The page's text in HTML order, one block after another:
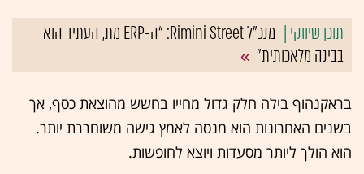
מנכ"ל Rimini Street: “ה-ERP מת, העתיד הוא
בבינה מלאכותית”
בראקנהוף בילה חלק גדול מחייו בחשש מהוצאת כסף, אך
בשנים האחרונות הוא מנסה לאמץ גישה משוחררת יותר.
הוא הולך ליותר מסעדות ויוצא לחופשות.